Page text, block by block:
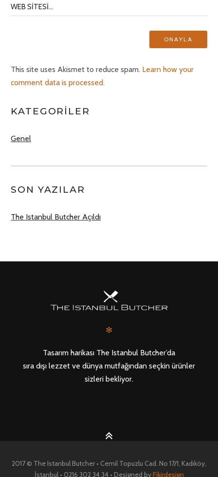
This site uses Akismet to reduce spam. Learn how your
comment data is processed.
KATEGORILER
Genel
SON YAZILAR
The Istanbul Butcher Açıldı
✻
Tasarım harikası The Istanbul Butcher’da
sıra dışı lezzet ve dünya mutfağından seçkin ürünler
sizleri bekliyor.
2017 © The Istanbul Butcher • Cemil Topuzlu Cad. No 17/1, Kadıköy,
İstanbul • 0216 302 34 34 • Designed byFikirdesign